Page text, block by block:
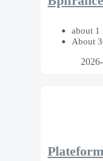
about 1
About